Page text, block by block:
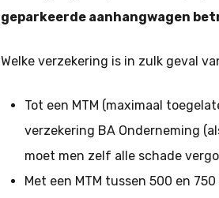
geparkeerde aanhangwagen
Welke verzekering is in zulk geval
Tot een MTM (maximaal
verzekering BA Onderneming
moet men zelf alle schade
Met een MTM tussen 500 en